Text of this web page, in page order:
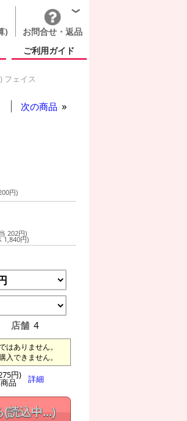
)
お問合せ・返品
ご利用ガイド
フェイス
次の商品
円)
202円)
1,840円)
店舗 4
はありません。
入できません。
円)
品 詳細
(読込中...)